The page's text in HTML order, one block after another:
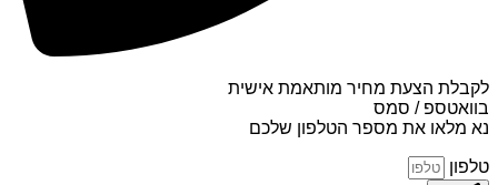
לקבלת הצעת מחיר מותאמת אישית
בוואטספ / סמס
נא מלאו את מספר הטלפון שלכם
טלפון